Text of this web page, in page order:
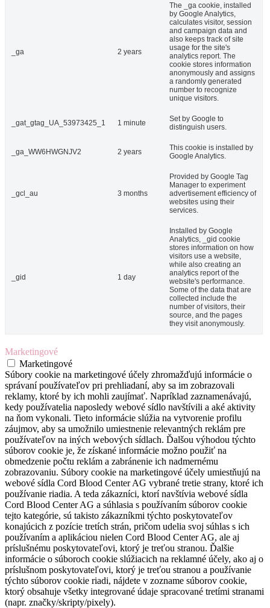
_ga 2 years
The _ga cookie, installed
by Google Analytics,
calculates visitor, session
and campaign data and
also keeps track of site
usage for the site's
analytics report. The
cookie stores information
anonymously and assigns
a randomly generated
number to recognize
unique visitors.
_gat_gtag_UA_53973425_1 1 minute
Set by Google to
distinguish users.
_ga_WW6HWGNJV2 2 years
This cookie is installed by
Google Analytics.
_gcl_au 3 months
Provided by Google Tag
Manager to experiment
advertisement efficiency of
websites using their
services.
_gid 1 day
Installed by Google
Analytics, _gid cookie
stores information on how
visitors use a website,
while also creating an
analytics report of the
website's performance.
Some of the data that are
collected include the
number of visitors, their
source, and the pages
they visit anonymously.
Marketingové
Marketingové
Súbory cookie na marketingové účely zhromažďujú informácie o
správaní používateľov pri prehliadaní, aby sa im zobrazovali
reklamy, ktoré by ich mohli zaujímať. Napríklad zaznamenávajú,
kedy používatelia naposledy webové sídlo navštívili a aké aktivity
na ňom vykonali. Tieto informácie slúžia na vytvorenie profilu
záujmov, aby sa umožnilo umiestnenie relevantných reklám pre
používateľov na iných webových sídlach. Ďalšou výhodou týchto
súborov cookie je, že získané informácie možno použiť na
obmedzenie počtu reklám a zabránenie ich nadmernému
zobrazovaniu. Súbory cookie na marketingové účely umiestňujú na
webové sídla Cord Blood Center AG vybrané tretie strany, ktoré ich
používanie riadia. A teda zákazníci, ktorí navštívia webové sídla
Cord Blood Center AG a súhlasia s používaním súborov cookie
tejto kategórie, sú takisto zákazníkmi týchto poskytovateľov
konajúcich z pozície tretích strán, pričom udelia svoj súhlas s ich
používaním a aplikáciou nielen Cord Blood Center AG, ale aj
príslušnému poskytovateľovi, ktorý je treťou stranou. Ďalšie
informácie o súboroch cookie slúžiacich na reklamné účely, ako aj o
príslušnom poskytovateľovi, ktorý je treťou stranou a používanie
týchto súborov cookie riadi, nájdete v zozname súborov cookie,
ktorý obsahuje všetky integrované údaje spracované tretími stranami
(napr. značky/skripty/pixely).